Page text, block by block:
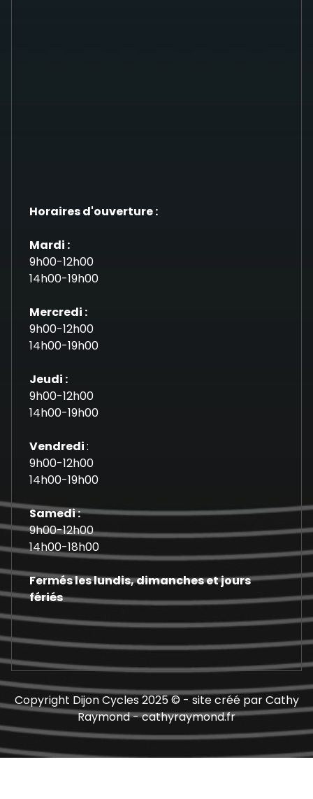
Horaires d'ouverture :
Mardi :
9h00-12h00
14h00-19h00
Mercredi :
9h00-12h00
14h00-19h00
Jeudi :
9h00-12h00
14h00-19h00
Vendredi:
9h00-12h00
14h00-19h00
Samedi :
9h00-12h00
14h00-18h00
Fermés les lundis, dimanches et jours
fériés
Copyright Dijon Cycles 2025 © - site créé par Cathy
Raymond - cathyraymond.fr